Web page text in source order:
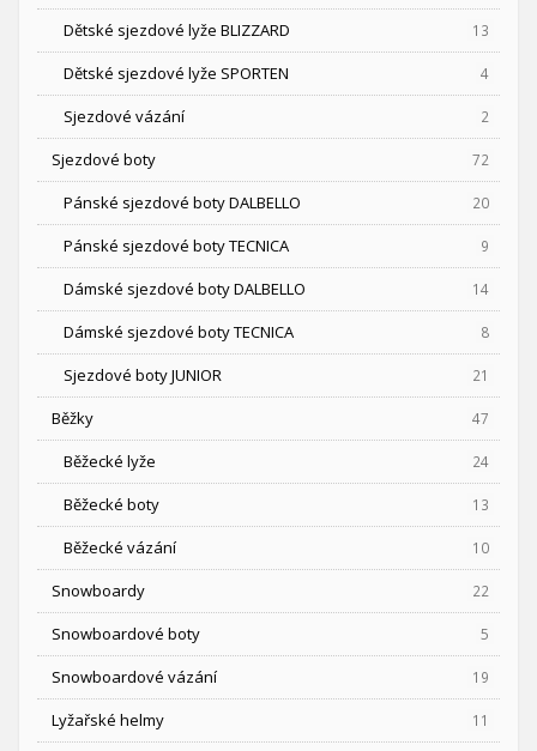
Dětské sjezdové lyže BLIZZARD 13
Dětské sjezdové lyže SPORTEN 4
Sjezdové vázání 2
Sjezdové boty 72
Pánské sjezdové boty DALBELLO 20
Pánské sjezdové boty TECNICA 9
Dámské sjezdové boty DALBELLO 14
Dámské sjezdové boty TECNICA 8
Sjezdové boty JUNIOR 21
Běžky 47
Běžecké lyže 24
Běžecké boty 13
Běžecké vázání 10
Snowboardy 22
Snowboardové boty 5
Snowboardové vázání 19
Lyžařské helmy 11